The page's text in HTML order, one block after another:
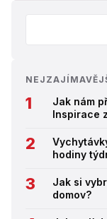
Jak nám
Inspirace
hodiny
Jak si
domov?